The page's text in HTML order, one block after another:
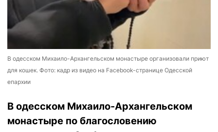
В одесском Михаило-Архангельском монастыре организовали приют
для кошек. Фото: кадр из видео на Facebook-странице Одесской
епархии
В одесском Михаило-Архангельском
монастыре по благословению